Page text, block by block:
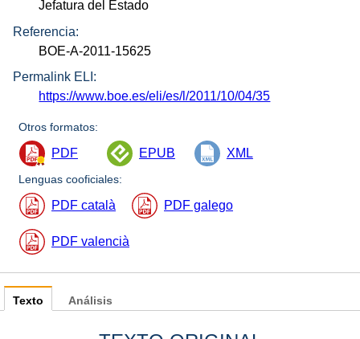
Jefatura del Estado
Referencia:
BOE-A-2011-15625
Permalink ELI:
https://www.boe.es/eli/es/l/2011/10/04/35
Otros formatos:
PDF EPUB XML
Lenguas cooficiales:
PDF català PDF galego
PDF valencià
Texto Análisis